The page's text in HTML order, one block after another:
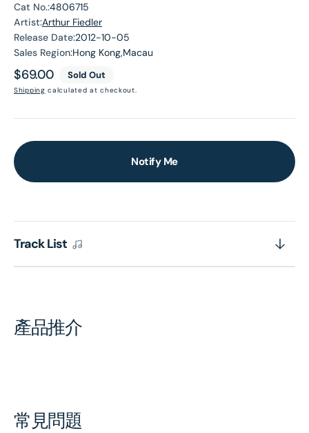
Cat No.:4806715
Artist:Arthur Fiedler
Release Date:2012-10-05
Sales Region:Hong Kong,Macau
Regular
price
$69.00 Sold Out
Shipping calculated at checkout.
Notify Me
Track List
產品推介
常見問題